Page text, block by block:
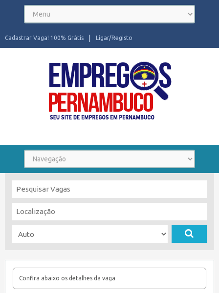
Ligar/Registo
Cadastrar Vaga! 100% Grátis
Confira abaixo os detalhes da vaga